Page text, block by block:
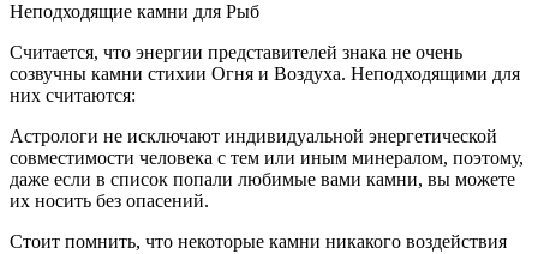
Неподходящие камни для Рыб
Считается, что энергии представителей знака не очень
созвучны камни стихии Огня и Воздуха. Неподходящими для
них считаются:
Астрологи не исключают индивидуальной энергетической
совместимости человека с тем или иным минералом, поэтому,
даже если в список попали любимые вами камни, вы можете
их носить без опасений.
Стоит помнить, что некоторые камни никакого воздействия